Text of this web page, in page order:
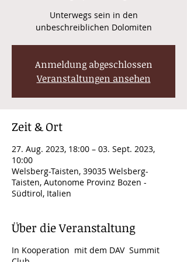
Unterwegs sein in den
unbeschreiblichen Dolomiten
Anmeldung abgeschlossen
Veranstaltungen ansehen
Zeit & Ort
27. Aug. 2023, 18:00 – 03. Sept. 2023,
10:00
Welsberg-Taisten, 39035 Welsberg-
Taisten, Autonome Provinz Bozen -
Südtirol, Italien
Über die Veranstaltung
In Kooperation mit dem DAV Summit